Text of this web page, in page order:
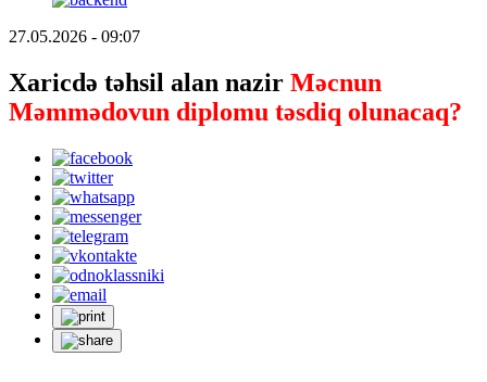
27.05.2026 - 09:07
Xaricdə təhsil alan nazir Məcnun
Məmmədovun diplomu təsdiq olunacaq?